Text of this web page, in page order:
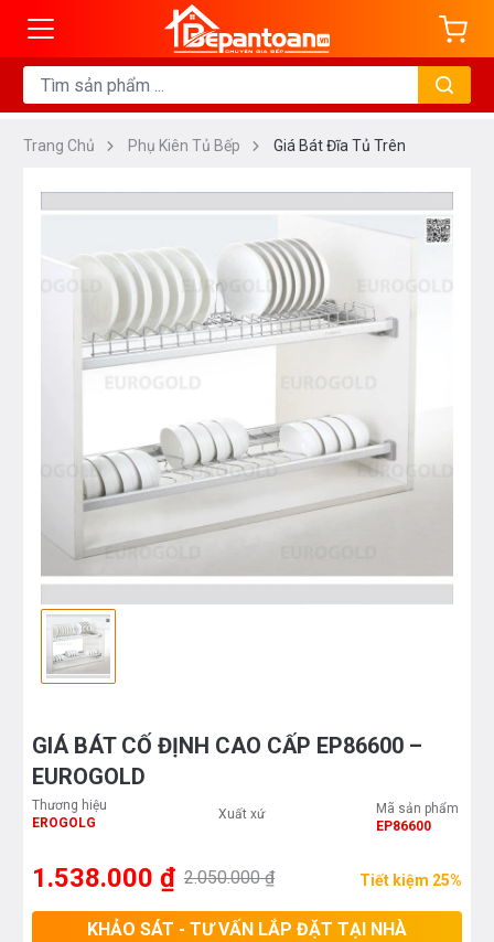
Trang Chủ Phụ Kiên Tủ Bếp Giá Bát Đĩa Tủ Trên
GIÁ BÁT CỐ ĐỊNH CAO CẤP EP86600 –
EUROGOLD
Thương hiệu
EROGOLG
Xuất xứ
Mã sản phẩm
EP86600
1.538.000 ₫ 2.050.000 ₫ Tiết kiệm 25%
KHẢO SÁT - TƯ VẤN LẮP ĐẶT TẠI NHÀ